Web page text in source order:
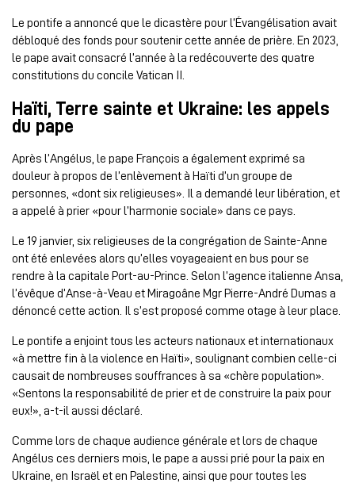
Le pontife a annoncé que le dicastère pour l’Évangélisation avait
débloqué des fonds pour soutenir cette année de prière. En 2023,
le pape avait consacré l’année à la redécouverte des quatre
constitutions du concile Vatican II.
Haïti, Terre sainte et Ukraine: les appels
du pape
Après l’Angélus, le pape François a également exprimé sa
douleur à propos de l’enlèvement à Haïti d’un groupe de
personnes, «dont six religieuses». Il a demandé leur libération, et
a appelé à prier «pour l’harmonie sociale» dans ce pays.
Le 19 janvier, six religieuses de la congrégation de Sainte-Anne
ont été enlevées alors qu’elles voyageaient en bus pour se
rendre à la capitale Port-au-Prince. Selon l’agence italienne Ansa,
l’évêque d’Anse-à-Veau et Miragoâne Mgr Pierre-André Dumas a
dénoncé cette action. Il s’est proposé comme otage à leur place.
Le pontife a enjoint tous les acteurs nationaux et internationaux
«à mettre fin à la violence en Haïti», soulignant combien celle-ci
causait de nombreuses souffrances à sa «chère population».
«Sentons la responsabilité de prier et de construire la paix pour
eux!», a-t-il aussi déclaré.
Comme lors de chaque audience générale et lors de chaque
Angélus ces derniers mois, le pape a aussi prié pour la paix en
Ukraine, en Israël et en Palestine, ainsi que pour toutes les